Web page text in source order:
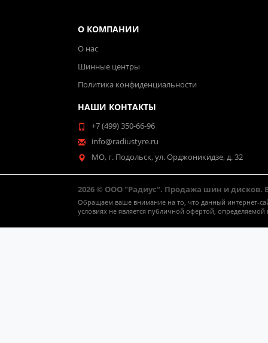
О КОМПАНИИ
О нас
Шинные центры
Политика конфиденциальности
НАШИ КОНТАКТЫ
+7 (499) 350-66-96
info@radiustyre.ru
МО, г. Подольск, ул. Орджоникидзе, д. 32
2026 © ООО "Радиус". Продажа шин и дисков.
Обращаем ваше внимание на то, что данный интернет-
условиях не является публичной офертой,